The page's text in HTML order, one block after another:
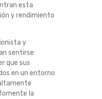
esta
y rendimiento
y
sentirse
que sus
en un entorno
la